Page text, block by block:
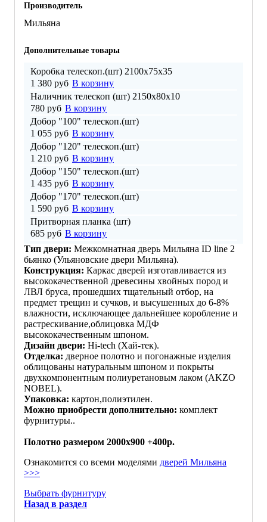
Производитель
Мильяна
Дополнительные товары
Коробка телескоп.(шт) 2100х75х35
1 380 руб В корзину
Наличник телескоп (шт) 2150х80х10
780 руб В корзину
Добор "100" телескоп.(шт)
1 055 руб В корзину
Добор "120" телескоп.(шт)
1 210 руб В корзину
Добор "150" телескоп.(шт)
1 435 руб В корзину
Добор "170" телескоп.(шт)
1 590 руб В корзину
Притворная планка (шт)
685 руб В корзину
Тип двери: Межкомнатная дверь Мильяна ID line 2
бьянко (Ульяновские двери Мильяна).
Конструкция: Каркас дверей изготавливается из
высококачественной древесины хвойных пород и
ЛВЛ бруса, прошедших тщательный отбор, на
предмет трещин и сучков, и высушенных до 6-8%
влажности, исключающее дальнейшее коробление и
растрескивание,облицовка МДФ
высококачественным шпоном.
Дизайн двери: Hi-tech (Хай-тек).
Отделка: дверное полотно и погонажные изделия
облицованы натуральным шпоном и покрыты
двухкомпонентным полиуретановым лаком (AKZO
NOBEL).
Упаковка: картон,полиэтилен.
Можно приобрести дополнительно: комплект
фурнитуры..
Полотно размером 2000x900 +400р.
Ознакомится со всеми моделями дверей Мильяна
>>>
Выбрать фурнитуру
Назад в раздел